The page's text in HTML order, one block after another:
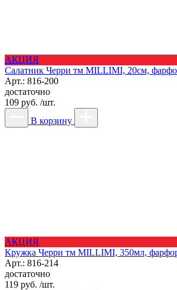
АКЦИЯ
Салатник Черри тм MILLIMI, 20см,
Арт.: 816-200
достаточно
109 руб. /шт.
В корзину
АКЦИЯ
Кружка Черри тм MILLIMI, 350мл,
Арт.: 816-214
достаточно
119 руб. /шт.